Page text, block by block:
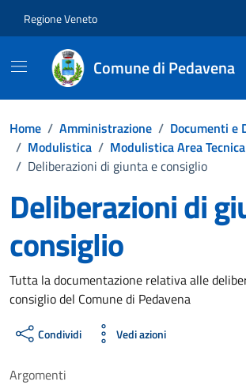
Regione Veneto
Comune di Pedavena
Home / Amministrazione / Documenti e
/ Modulistica / Modulistica Area Tecnica
/ Deliberazioni di giunta e consiglio
Deliberazioni di
consiglio
Dettagli del documento
Tutta la documentazione relativa alle
consiglio del Comune di Pedavena
Condividi Vedi azioni
Argomenti